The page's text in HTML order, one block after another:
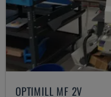
OPTIMILL MF 2V